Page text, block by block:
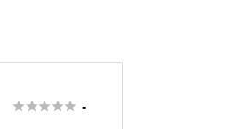
 -